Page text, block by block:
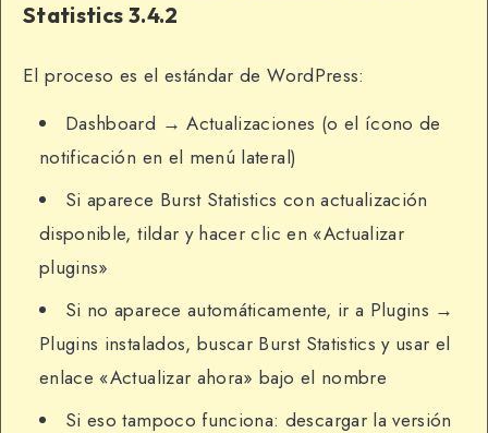
Statistics 3.4.2
El proceso es el estándar de WordPress:
Dashboard → Actualizaciones (o el ícono de
notificación en el menú lateral)
Si aparece Burst Statistics con actualización
disponible, tildar y hacer clic en «Actualizar
plugins»
Si no aparece automáticamente, ir a Plugins →
Plugins instalados, buscar Burst Statistics y usar el
enlace «Actualizar ahora» bajo el nombre
Si eso tampoco funciona: descargar la versión